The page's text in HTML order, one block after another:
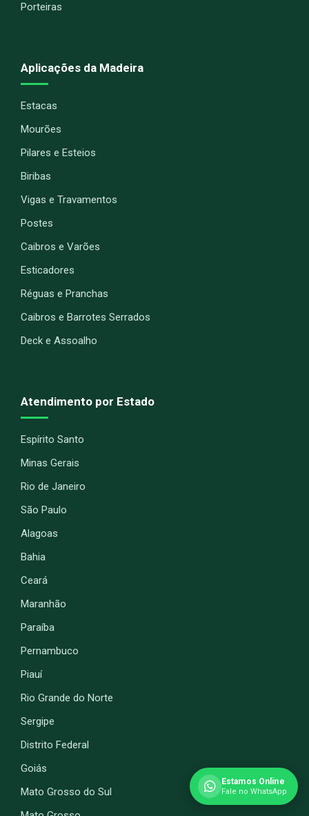
Porteiras
Aplicações da Madeira
Estacas
Mourões
Pilares e Esteios
Biribas
Vigas e Travamentos
Postes
Caibros e Varões
Esticadores
Réguas e Pranchas
Caibros e Barrotes Serrados
Deck e Assoalho
Atendimento por Estado
Espírito Santo
Minas Gerais
Rio de Janeiro
São Paulo
Alagoas
Bahia
Ceará
Maranhão
Paraíba
Pernambuco
Piauí
Rio Grande do Norte
Sergipe
Distrito Federal
Goiás
Mato Grosso do Sul
Estamos Online
Fale no WhatsApp